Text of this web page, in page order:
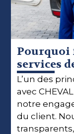
Pourquoi
services
L’un des
avec
notre
du client.